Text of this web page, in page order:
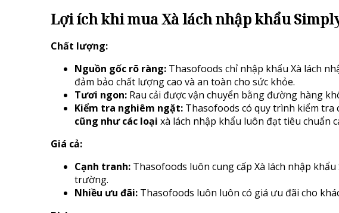
Lợi ích khi muaXà lách nhập khẩu
Chất lượng:
Nguồn gốc rõ ràng: Thasofoods chỉ nhập khẩu Xà lách
đảm bảo chất lượng cao và an toàn cho sức khỏe.
Tươi ngon: Rau cải được vận chuyển bằng đường hàng
Kiểm tra nghiêm ngặt: Thasofoods có quy trình kiểm tra
cũng như các loại xà lách nhập khẩu luôn đạt tiêu chuẩn
Giá cả:
Cạnh tranh: Thasofoods luôn cung cấp Xà lách nhập
trường.
Nhiều ưu đãi: Thasofoods luôn luôn có giá ưu đãi cho